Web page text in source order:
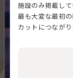
施設のみ掲載して
最も大変な最初
カットにつながり